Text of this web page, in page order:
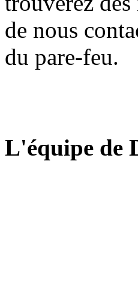
de nous
du pare-feu.
L'équipe de